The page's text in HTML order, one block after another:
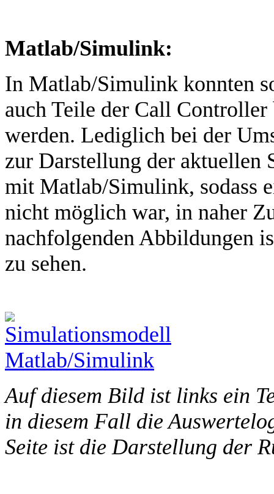
Matlab/Simulink:
In Matlab/Simulink konnten
auch Teile der Call
werden. Lediglich bei der
zur Darstellung der aktuellen
mit Matlab/Simulink, sodass
nicht möglich war, in naher
nachfolgenden Abbildungen
zu sehen.
Auf diesem Bild ist links ein
in diesem Fall die
Seite ist die Darstellung der